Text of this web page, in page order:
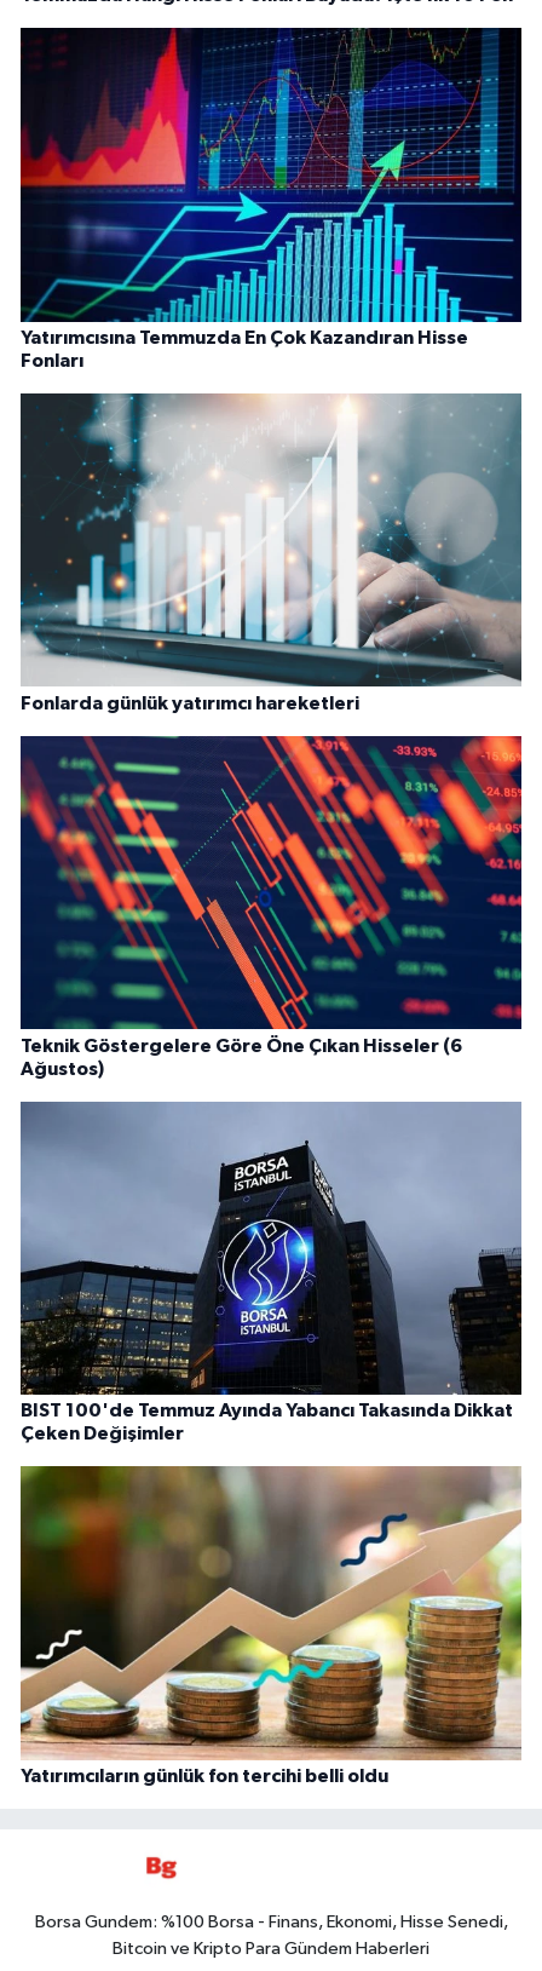
Yatırımcısına Temmuzda En Çok Kazandıran Hisse
Fonları
Fonlarda günlük yatırımcı hareketleri
Teknik Göstergelere Göre Öne Çıkan Hisseler (6
Ağustos)
BIST 100'de Temmuz Ayında Yabancı Takasında Dikkat
Çeken Değişimler
Yatırımcıların günlük fon tercihi belli oldu
Borsa Gundem: %100 Borsa - Finans, Ekonomi, Hisse Senedi,
Bitcoin ve Kripto Para Gündem Haberleri